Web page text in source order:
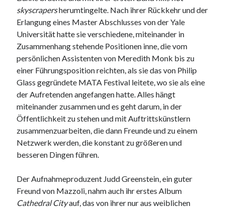
skyscrapersherumtingelte. Nach ihrer Rückkehr und der
Erlangung eines Master Abschlusses von der Yale
Universität hatte sie verschiedene, miteinander in
Zusammenhang stehende Positionen inne, die vom
persönlichen Assistenten von Meredith Monk bis zu
einer Führungsposition reichten, als sie das von Philip
Glass gegründete MATA Festival leitete, wo sie als eine
der Aufretenden angefangen hatte. Alles hängt
miteinander zusammen und es geht darum, in der
Öffentlichkeit zu stehen und mit Auftrittskünstlern
zusammenzuarbeiten, die dann Freunde und zu einem
Netzwerk werden, die konstant zu größeren und
besseren Dingen führen.
Der Aufnahmeproduzent Judd Greenstein, ein guter
Freund von Mazzoli, nahm auch ihr erstes Album
Cathedral Cityauf, das von ihrer nur aus weiblichen